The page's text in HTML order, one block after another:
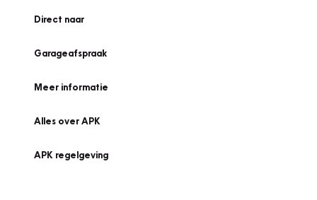
Direct naar
Garageafspraak
Meer informatie
Alles over APK
APK regelgeving